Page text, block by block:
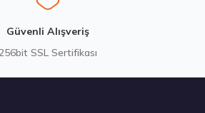
6.792,50 ₺
Güvenli Alışveriş
SSL Sertifikası